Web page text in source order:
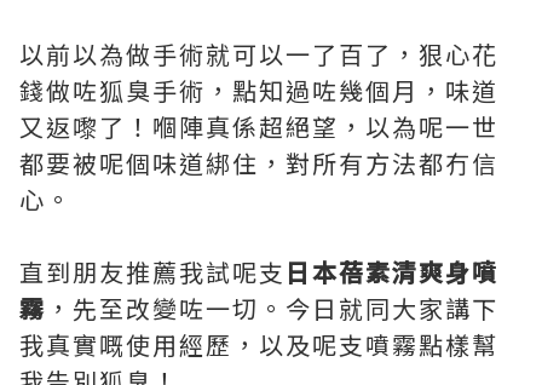
以前以為做手術就可以一了百了，狠心花
錢做咗狐臭手術，點知過咗幾個月，味道
又返嚟了！嗰陣真係超絕望，以為呢一世
都要被呢個味道綁住，對所有方法都冇信
心。
直到朋友推薦我試呢支 日本蓓素清爽身噴
霧 ，先至改變咗一切。今日就同大家講下
我真實嘅使用經歷，以及呢支噴霧點樣幫